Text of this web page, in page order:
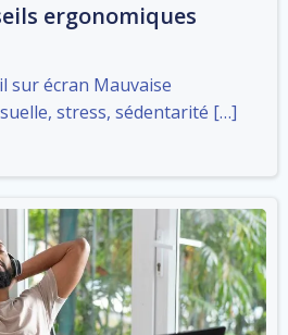
ergonomiques
sur écran Mauvaise
stress, sédentarité […]